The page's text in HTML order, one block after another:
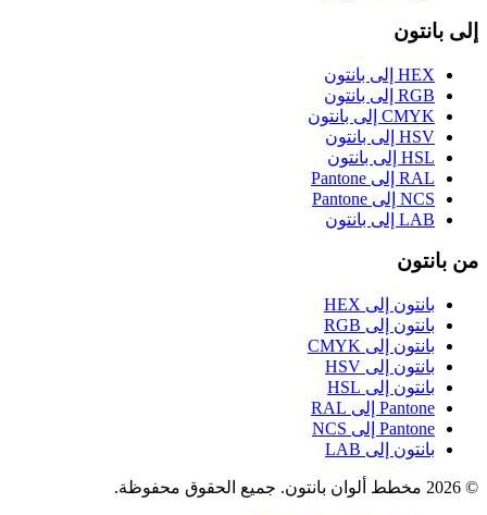
إلى بانتون
HEX إلى بانتون
RGB إلى بانتون
CMYK إلى بانتون
HSV إلى بانتون
HSL إلى بانتون
RAL إلى Pantone
NCS إلى Pantone
LAB إلى بانتون
من بانتون
بانتون إلى HEX
بانتون إلى RGB
بانتون إلى CMYK
بانتون إلى HSV
بانتون إلى HSL
Pantone إلى RAL
Pantone إلى NCS
بانتون إلى LAB
© 2026 مخطط ألوان بانتون. جميع الحقوق محفوظة.